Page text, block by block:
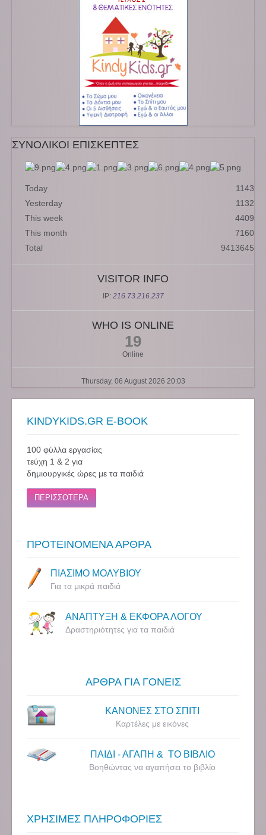
ΣΥΝΟΛΙΚΟΙ ΕΠΙΣΚΕΠΤΕΣ
Today
1143
Yesterday
1132
This week
4409
This month
7160
Total
9413645
VISITOR INFO
IP: 216.73.216.237
WHO IS ONLINE
19
Online
Thursday, 06 August 2026 20:03
KINDYKIDS.GR E-BOOK
100 φύλλα εργασίας
τεύχη 1 & 2 για
δημιουργικές ώρες με τα παιδιά
ΠΕΡΙΣΣΟΤΕΡΑ
ΠΡΟΤΕΙΝΟΜΕΝΑ ΑΡΘΡΑ
ΠΙΑΣΙΜΟ ΜΟΛΥΒΙΟΥ
Για τα μικρά παιδιά
ΑΝΑΠΤΥΞΗ & ΕΚΦΟΡΑ ΛΟΓΟΥ
Δραστηριότητες για τα παιδιά
ΑΡΘΡΑ ΓΙΑ ΓΟΝΕΙΣ
ΚΑΝΟΝΕΣ ΣΤΟ ΣΠΙΤΙ
Καρτέλες με εικόνες
ΠΑΙΔΙ - ΑΓΑΠΗ & ΤΟ ΒΙΒΛΙΟ
Βοηθώντας να αγαπήσει το βιβλίο
ΧΡΗΣΙΜΕΣ ΠΛΗΡΟΦΟΡΙΕΣ